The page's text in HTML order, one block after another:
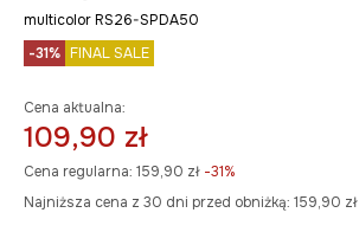
multicolor RS26-SPDA50
-31% FINAL SALE
Cena aktualna:
109,90 zł
Cena regularna: 159,90 zł -31%
Najniższa cena z 30 dni przed obniżką: 159,90 zł